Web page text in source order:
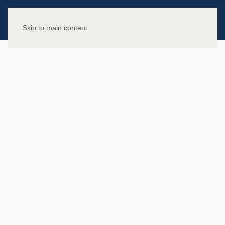
Skip to main content